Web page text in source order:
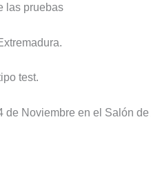
las pruebas
test.
de Noviembre en el Salón de